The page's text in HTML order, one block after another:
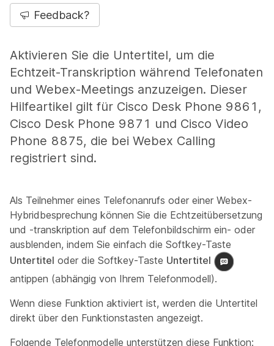
Feedback?
Aktivieren Sie die Untertitel, um die
Echtzeit-Transkription während Telefonaten
und Webex-Meetings anzuzeigen. Dieser
Hilfeartikel gilt für Cisco Desk Phone 9861,
Cisco Desk Phone 9871 und Cisco Video
Phone 8875, die bei Webex Calling
registriert sind.
Als Teilnehmer eines Telefonanrufs oder einer Webex-
Hybridbesprechung können Sie die Echtzeitübersetzung
und -transkription auf dem Telefonbildschirm ein- oder
ausblenden, indem Sie einfach die Softkey-Taste
Untertitel oder die Softkey-Taste Untertitel
antippen (abhängig von Ihrem Telefonmodell).
Wenn diese Funktion aktiviert ist, werden die Untertitel
direkt über den Funktionstasten angezeigt.
Folgende Telefonmodelle unterstützen diese Funktion: